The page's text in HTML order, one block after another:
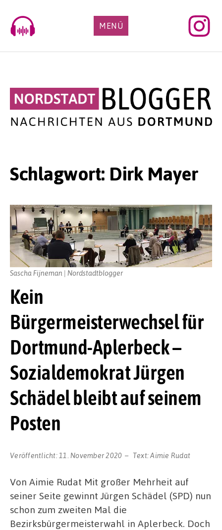
content
MENÜ
Schlagwort: Dirk Mayer
Kein
Bürgermeisterwechsel für
Dortmund-Aplerbeck –
Sozialdemokrat Jürgen
Schädel bleibt auf seinem
Posten
Veröffentlicht: 11. November 2020 Text:Aimie Rudat
Sascha Fijneman | Nordstadtblogger
Von Aimie Rudat Mit großer Mehrheit auf
seiner Seite gewinnt Jürgen Schädel (SPD) nun
schon zum zweiten Mal die
Bezirksbürgermeisterwahl in Aplerbeck. Doch